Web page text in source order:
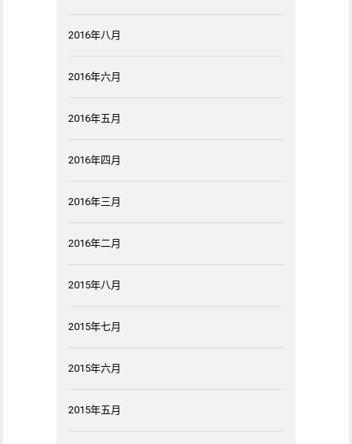
2016年八月
2016年六月
2016年五月
2016年四月
2016年三月
2016年二月
2015年八月
2015年七月
2015年六月
2015年五月